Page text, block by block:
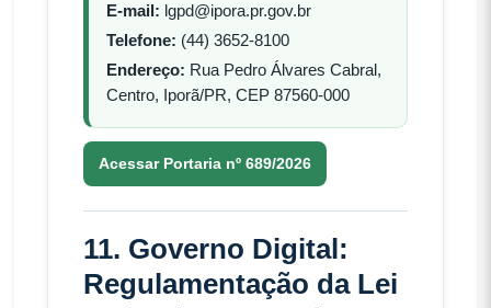
E-mail: lgpd@ipora.pr.gov.br
Telefone: (44) 3652-8100
Endereço: Rua Pedro Álvares Cabral,
Centro, Iporã/PR, CEP 87560-000
Acessar Portaria nº 689/2026
11. Governo Digital:
Regulamentação da Lei